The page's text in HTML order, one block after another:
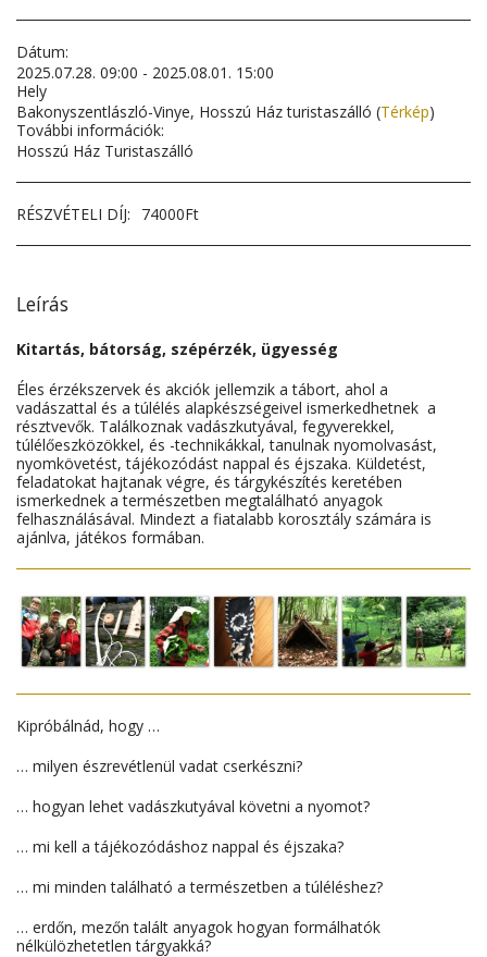
Dátum:
2025.07.28. 09:00 - 2025.08.01. 15:00
Hely
Bakonyszentlászló-Vinye, Hosszú Ház turistaszálló (Térkép)
További információk:
Hosszú Ház Turistaszálló
RÉSZVÉTELI DÍJ: 74000Ft
Leírás
Kitartás, bátorság, szépérzék, ügyesség
Éles érzékszervek és akciók jellemzik a tábort, ahol a
vadászattal és a túlélés alapkészségeivel ismerkedhetnek a
résztvevők. Találkoznak vadászkutyával, fegyverekkel,
túlélőeszközökkel, és -technikákkal, tanulnak nyomolvasást,
nyomkövetést, tájékozódást nappal és éjszaka. Küldetést,
feladatokat hajtanak végre, és tárgykészítés keretében
ismerkednek a természetben megtalálható anyagok
felhasználásával. Mindezt a fiatalabb korosztály számára is
ajánlva, játékos formában.
Kipróbálnád, hogy …
… milyen észrevétlenül vadat cserkészni?
… hogyan lehet vadászkutyával követni a nyomot?
… mi kell a tájékozódáshoz nappal és éjszaka?
… mi minden található a természetben a túléléshez?
… erdőn, mezőn talált anyagok hogyan formálhatók
nélkülözhetetlen tárgyakká?